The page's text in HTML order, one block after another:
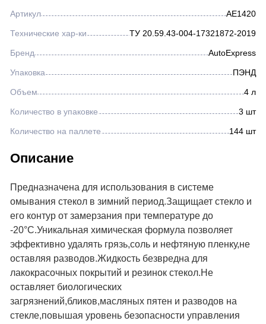
Артикул AE1420
Технические хар-ки ТУ 20.59.43-004-17321872-2019
Бренд AutoExpress
Упаковка ПЭНД
Объем 4 л
Количество в упаковке 3 шт
Количество на паллете 144 шт
Описание
Предназначена для использования в системе
омывания стекол в зимний период.Защищает стекло и
его контур от замерзания при температуре до
-20°С.Уникальная химическая формула позволяет
эффективно удалять грязь,соль и нефтяную пленку,не
оставляя разводов.Жидкость безвредна для
лакокрасочных покрытий и резинок стекол.Не
оставляет биологических
загрязнений,бликов,масляных пятен и разводов на
стекле,повышая уровень безопасности управления
Герметик автомобильный
Прочее